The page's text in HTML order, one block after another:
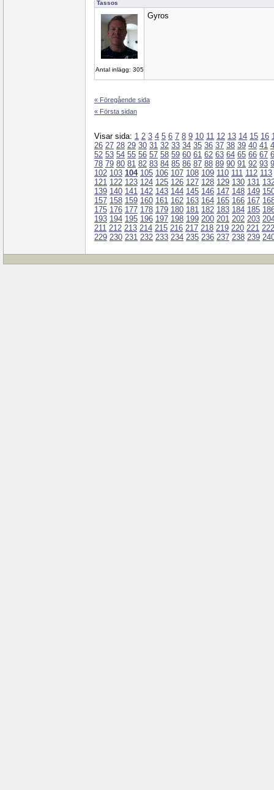
Tassos
Antal inlägg: 305
Gyros
« Föregående sida
« Första sidan
Visar sida: 1 2 3 4 5 6 7 8 9 10 11 12 13 14 15 16
26 27 28 29 30 31 32 33 34 35 36 37 38 39 40 41
52 53 54 55 56 57 58 59 60 61 62 63 64 65 66 67
78 79 80 81 82 83 84 85 86 87 88 89 90 91 92 93
102 103 104 105 106 107 108 109 110 111 112 113
121 122 123 124 125 126 127 128 129 130 131
139 140 141 142 143 144 145 146 147 148 149
157 158 159 160 161 162 163 164 165 166 167
175 176 177 178 179 180 181 182 183 184 185
193 194 195 196 197 198 199 200 201 202 203
211 212 213 214 215 216 217 218 219 220 221 222
229 230 231 232 233 234 235 236 237 238 239